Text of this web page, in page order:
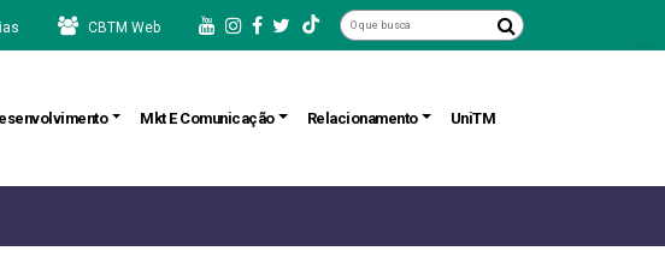
CBTM Web
Mkt E Comunicação Relacionamento UniTM